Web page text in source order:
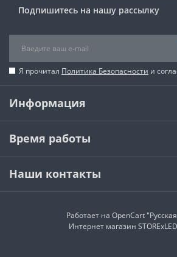
Подпишитесь на нашу рассылку
Я прочитал Политика Безопасности и
Информация
Время работы
Наши контакты
Работает на OpenCart
Интернет магазин